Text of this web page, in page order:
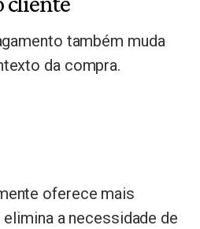
também muda
da compra.
oferece mais
a necessidade de